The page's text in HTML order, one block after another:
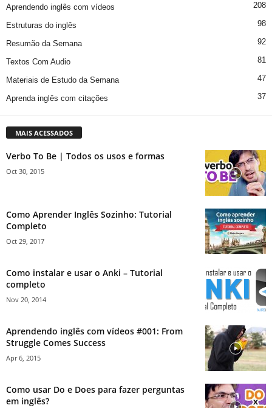
Aprendendo inglês com vídeos 208
Estruturas do inglês 98
Resumão da Semana 92
Textos Com Audio 81
Materiais de Estudo da Semana 47
Aprenda inglês com citações 37
MAIS ACESSADOS
Verbo To Be | Todos os usos e formas
Oct 30, 2015
Como Aprender Inglês Sozinho: Tutorial
Completo
Oct 29, 2017
Como instalar e usar o Anki – Tutorial
completo
Nov 20, 2014
Aprendendo inglês com vídeos #001: From
Struggle Comes Success
Apr 6, 2015
Como usar Do e Does para fazer perguntas
em inglês?